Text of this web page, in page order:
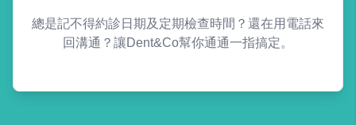
總是記不得約診日期及定期檢查時間？還在用電話來
回溝通？讓Dent&Co幫你通通一指搞定。